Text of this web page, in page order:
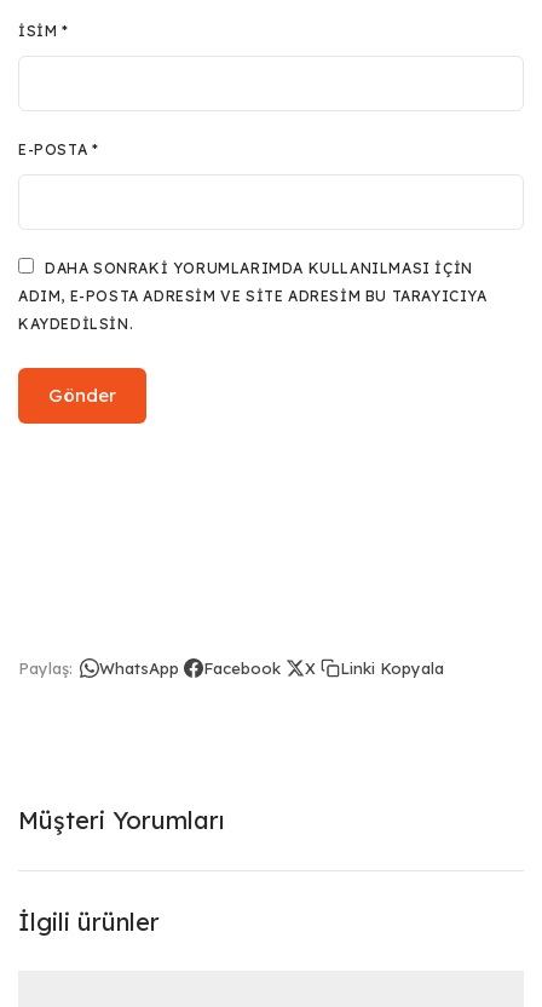
İSIM*
E-POSTA *
DAHA SONRAKI YORUMLARIMDA KULLANILMASI IÇIN
ADIM, E-POSTA ADRESIM VE SITE ADRESIM BU TARAYICIYA
KAYDEDILSIN.
Paylaş: WhatsApp Facebook X Linki Kopyala
Müşteri Yorumları
İlgili ürünler